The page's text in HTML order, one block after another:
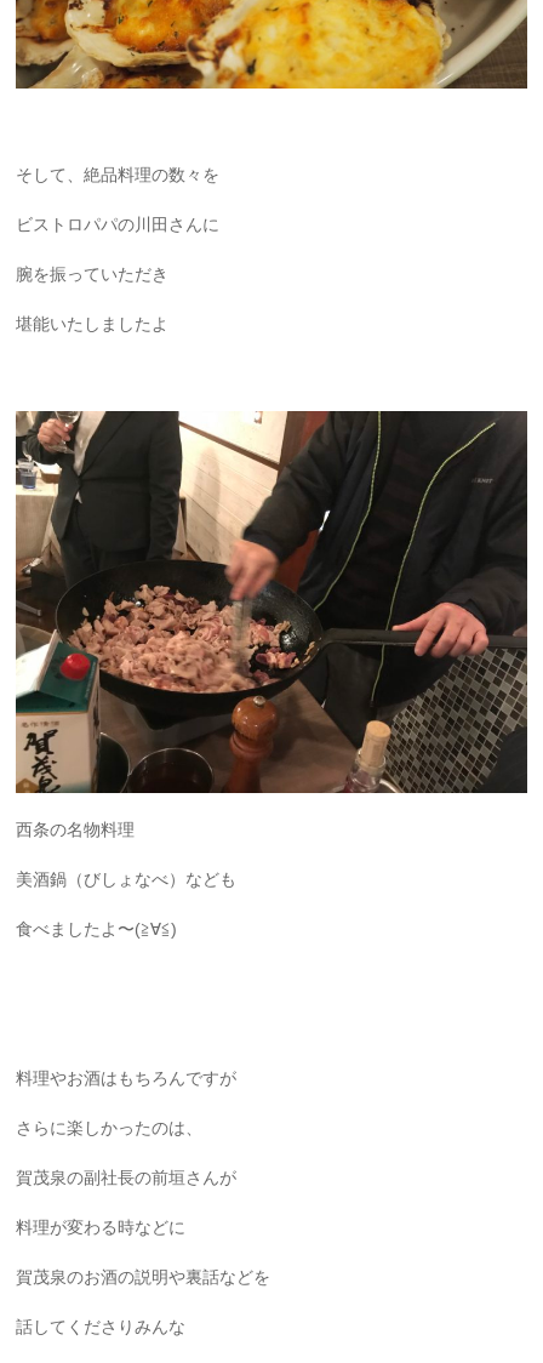
そして、絶品料理の数々を
ビストロパパの川田さんに
腕を振っていただき
堪能いたしましたよ
西条の名物料理
美酒鍋（びしょなべ）なども
食べましたよ〜(≧∀≦)
料理やお酒はもちろんですが
さらに楽しかったのは、
賀茂泉の副社長の前垣さんが
料理が変わる時などに
賀茂泉のお酒の説明や裏話などを
話してくださりみんな